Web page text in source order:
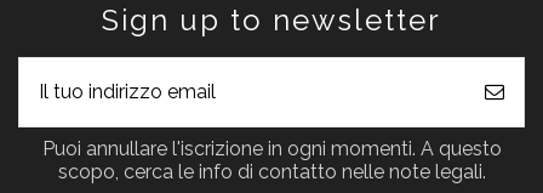
Sign up to newsletter
Puoi annullare l'iscrizione in ogni momenti. A questo
scopo, cerca le info di contatto nelle note legali.